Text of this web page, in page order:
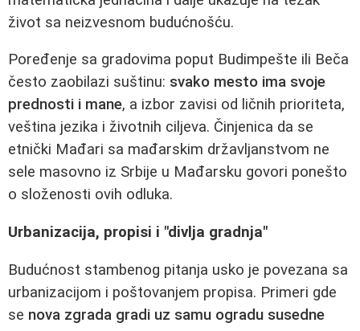
život sa neizvesnom budućnošću.
Poređenje sa gradovima poput Budimpešte ili Beča
često zaobilazi suštinu: svako mesto ima svoje
prednosti i mane, a izbor zavisi od ličnih prioriteta,
veština jezika i životnih ciljeva. Činjenica da se
etnički Mađari sa mađarskim državljanstvom ne
sele masovno iz Srbije u Mađarsku govori ponešto
o složenosti ovih odluka.
Urbanizacija, propisi i "divlja gradnja"
Budućnost stambenog pitanja usko je povezana sa
urbanizacijom i poštovanjem propisa. Primeri gde
se nova zgrada gradi uz samu ogradu susedne